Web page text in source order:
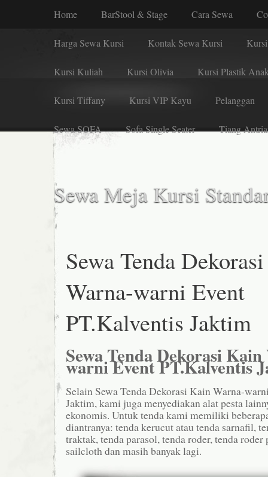
Home BarStool & Stage Cara Sewa
Harga Sewa Kursi Kontak Sewa Kursi
Kursi Kuliah Kursi Olivia Kursi Plastik
Kursi Tiffany Kursi VIP Kayu Pelanggan
Sewa SOFA Sofa Single Seater Tiang
Sewa Meja Kursi
Sewa Tenda
Warna-warni Event
PT.Kalventis Jaktim
Sewa Tenda Dekorasi
warni Event PT.Kalventis
Selain Sewa Tenda Dekorasi Kain Warna-
Jaktim, kami juga menyediakan alat pesta
ekonomis. Untuk tenda kami memiliki
diantranya: tenda kerucut atau tenda sarnafil,
traktak, tenda parasol, tenda roder, tenda roder
sailcloth dan masih banyak lagi.